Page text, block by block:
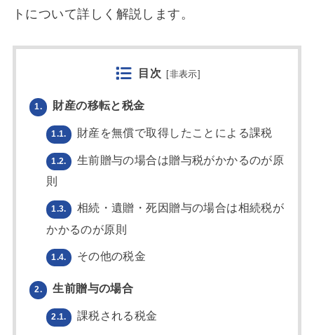
トについて詳しく解説します。
目次 [非表示]
1. 財産の移転と税金
1.1. 財産を無償で取得したことによる課税
1.2.
生前贈与の場合は贈与税がかかるのが原
則
1.3.
相続・遺贈・死因贈与の場合は相続税が
かかるのが原則
1.4. その他の税金
2. 生前贈与の場合
2.1. 課税される税金